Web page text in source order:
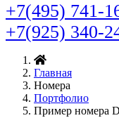
+7(495) 741-
+7(925) 340-
Главная
Номера
Портфолио
Пример номера